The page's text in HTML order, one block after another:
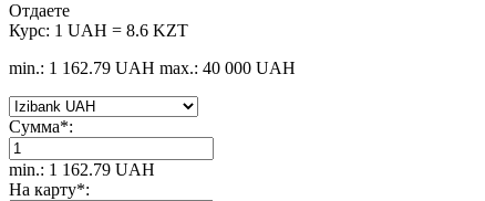
Отдаете
Курс: 1 UAH = 8.6 KZT
min.: 1 162.79 UAH max.: 40 000 UAH
Сумма*:
min.: 1 162.79 UAH
На карту*: